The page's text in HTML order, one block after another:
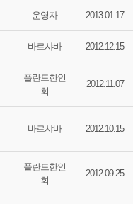
운영자 2013.01.17
바르샤바 2012.12.15
폴란드한인
회
2012.11.07
바르샤바 2012.10.15
폴란드한인
회
2012.09.25